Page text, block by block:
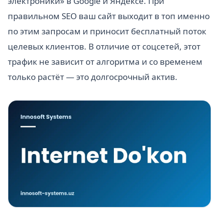
правильном SEO ваш сайт выходит в топ именно
по этим запросам и приносит бесплатный поток
целевых клиентов. В отличие от соцсетей, этот
трафик не зависит от алгоритма и со временем
только растёт — это долгосрочный актив.